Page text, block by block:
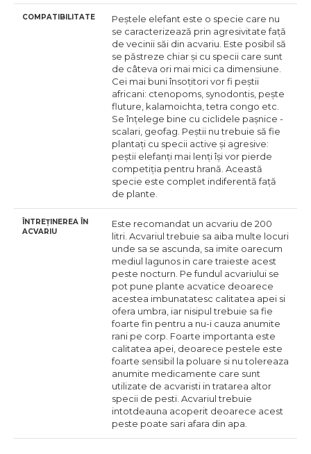
COMPATIBILITATE
Peștele elefant este o specie care nu
se caracterizează prin agresivitate față
de vecinii săi din acvariu. Este posibil să
se păstreze chiar și cu specii care sunt
de câteva ori mai mici ca dimensiune.
Cei mai buni însoțitori vor fi peștii
africani: ctenopoms, synodontis, pește
fluture, kalamoichta, tetra congo etc.
Se înțelege bine cu ciclidele pașnice -
scalari, geofag. Peștii nu trebuie să fie
plantați cu specii active și agresive:
peștii elefanți mai lenți își vor pierde
competiția pentru hrană. Această
specie este complet indiferentă față
de plante.
ÎNTREȚINEREA ÎN
ACVARIU
Este recomandat un acvariu de 200
litri. Acvariul trebuie sa aiba multe locuri
unde sa se ascunda, sa imite oarecum
mediul lagunos in care traieste acest
peste nocturn. Pe fundul acvariului se
pot pune plante acvatice deoarece
acestea imbunatatesc calitatea apei si
ofera umbra, iar nisipul trebuie sa fie
foarte fin pentru a nu-i cauza anumite
rani pe corp. Foarte importanta este
calitatea apei, deoarece pestele este
foarte sensibil la poluare si nu tolereaza
anumite medicamente care sunt
utilizate de acvaristi in tratarea altor
specii de pesti. Acvariul trebuie
intotdeauna acoperit deoarece acest
peste poate sari afara din apa.